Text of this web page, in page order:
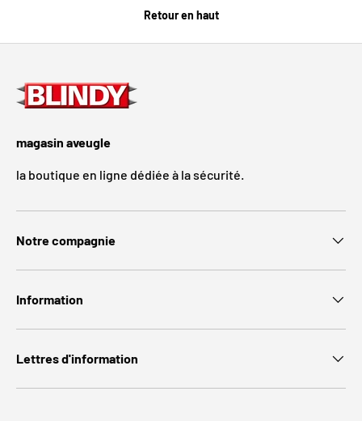
Retour en haut
magasin aveugle
la boutique en ligne dédiée à la sécurité.
Notre compagnie
Information
Lettres d'information